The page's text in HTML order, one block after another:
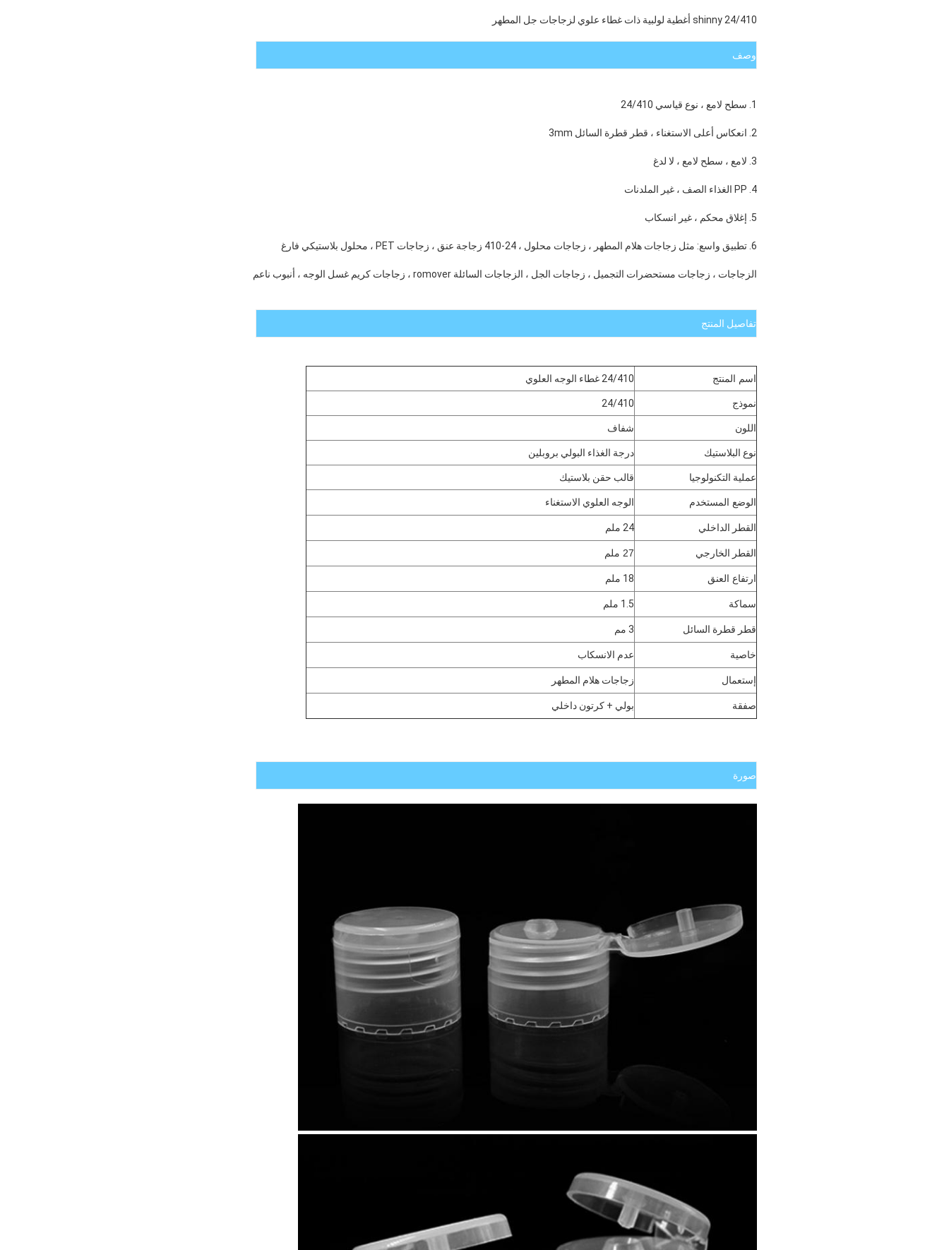
shinny 24/410 أغطية لولبية ذات غطاء علوي لزجاجات جل المطهر
وصف
1. سطح لامع ، نوع قياسي 24/410
2. انعكاس أعلى الاستغناء ، قطر قطرة السائل 3mm
3. لامع ، سطح لامع ، لا لدغ
4. PP الغذاء الصف ، غير الملدنات
5. إغلاق محكم ، غير انسكاب
6. تطبيق واسع: مثل زجاجات هلام المطهر ، زجاجات محلول ، 24-410 زجاجة عنق ، زجاجات PET ، محلول بلاستيكي فارغ
الزجاجات ، زجاجات مستحضرات التجميل ، زجاجات الجل ، الزجاجات السائلة romover ، زجاجات كريم غسل الوجه ، أنبوب ناعم
تفاصيل المنتج
اسم المنتج 24/410 غطاء الوجه العلوي
نموذج 24/410
اللون شفاف
نوع البلاستيك درجة الغذاء البولي بروبلين
عملية التكنولوجيا قالب حقن بلاستيك
الوضع المستخدم الوجه العلوي الاستغناء
القطر الداخلي 24 ملم
القطر الخارجي 27 ملم
ارتفاع العنق 18 ملم
سماكة 1.5 ملم
قطر قطرة السائل 3 مم
خاصية عدم الانسكاب
إستعمال زجاجات هلام المطهر
صفقة بولي + كرتون داخلي
صورة